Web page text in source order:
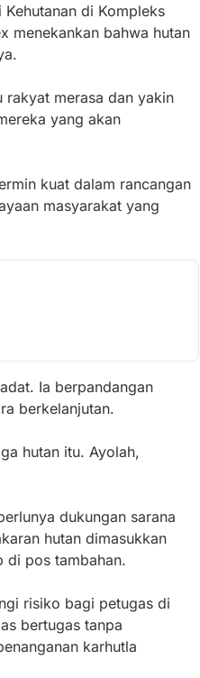
di Kompleks
menekankan bahwa hutan
rakyat merasa dan yakin
yang akan
kuat dalam rancangan
masyarakat yang
Ia berpandangan
berkelanjutan.
hutan itu. Ayolah,
dukungan sarana
hutan dimasukkan
di pos tambahan.
risiko bagi petugas di
bertugas tanpa
karhutla